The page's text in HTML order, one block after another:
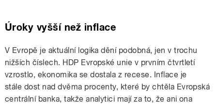
Úroky vyšší než inflace
V Evropě je aktuální logika dění podobná, jen v trochu
nižších číslech. HDP Evropské unie v prvním čtvrtletí
vzrostlo, ekonomika se dostala z recese. Inflace je
stále dost nad dvěma procenty, které by chtěla Evropská
centrální banka, takže analytici mají za to, že ani ona